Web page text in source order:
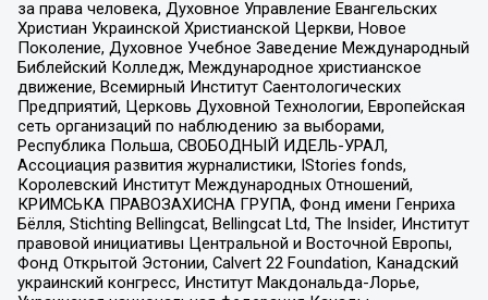
за права человека, Духовное Управление Евангельских
Христиан Украинской Христианской Церкви, Новое
Поколение, Духовное Учебное Заведение Международный
Библейский Колледж, Международное христианское
движение, Всемирный Институт Саентологических
Предприятий, Церковь Духовной Технологии, Европейская
сеть организаций по наблюдению за выборами,
Республика Польша, СВОБОДНЫЙ ИДЕЛЬ-УРАЛ,
Ассоциация развития журналистики, IStories fonds,
Королевский Институт Международных Отношений,
КРИМСЬКА ПРАВОЗАХИСНА ГРУПА, Фонд имени Генриха
Бёлля, Stichting Bellingcat, Bellingcat Ltd, The Insider, Институт
правовой инициативы Центральной и Восточной Европы,
Фонд Открытой Эстонии, Calvert 22 Foundation, Канадский
украинский конгресс, Институт Макдональда-Лорье,